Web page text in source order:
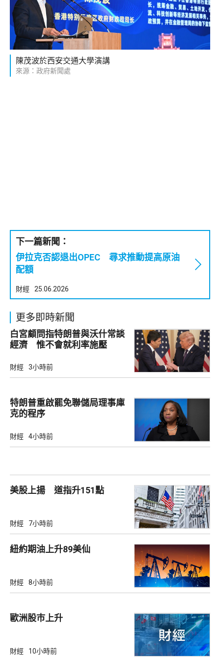
陳茂波於西安交通大學演講
來源：政府新聞處
下一篇新聞：
伊拉克否認退出OPEC 尋求推動提高原油
配額
財經 25.06.2026
更多即時新聞
白宮顧問指特朗普與沃什常談
經濟 惟不會就利率施壓
財經 3小時前
特朗普重啟罷免聯儲局理事庫
克的程序
財經 4小時前
美股上揚 道指升151點
財經 7小時前
紐約期油上升89美仙
財經 8小時前
歐洲股巿上升
財經 10小時前